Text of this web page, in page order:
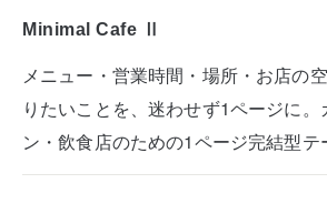
Minimal Cafe Ⅱ
メニュー・営業時間・場所・お店の
りたいことを、迷わせず1ページに
ン・飲食店のための1ページ完結型テ